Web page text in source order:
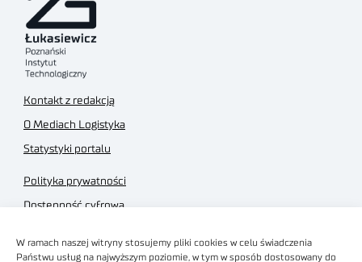
W ramach naszej witryny stosujemy pliki cookies w celu świadczenia
Państwu usług na najwyższym poziomie, w tym w sposób dostosowany do
Kontakt z redakcją
O Mediach Logistyka
Statystyki portalu
Polityka prywatności
Dostępność cyfrowa
Regulamin sklepu